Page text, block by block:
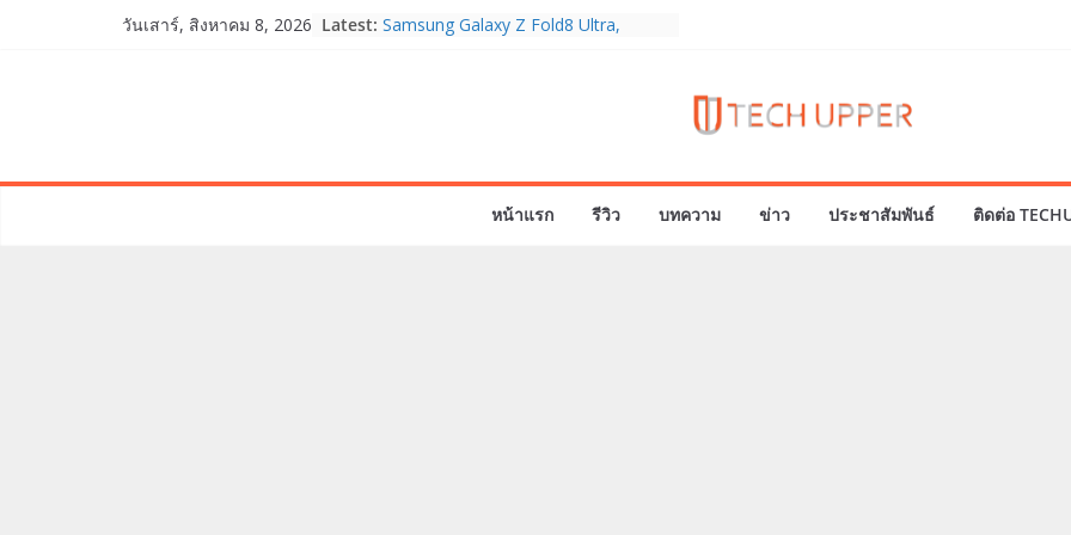
วันเสาร์, สิงหาคม 8, 2026 Latest: Samsung Galaxy Z Fold8 Ultra,
บริการหลังการขาย
TrueVisions ชวนคนไทยส่งใจเชียร์
หน้าแรก รีวิว บทความ ข่าว ประชาสัมพันธ์ ติดต่อ